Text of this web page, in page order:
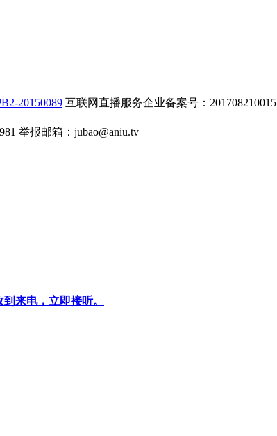
20150089 互联网直播服务企业备案号：201708210015
举报邮箱： jubao@aniu.tv
来电，立即接听。